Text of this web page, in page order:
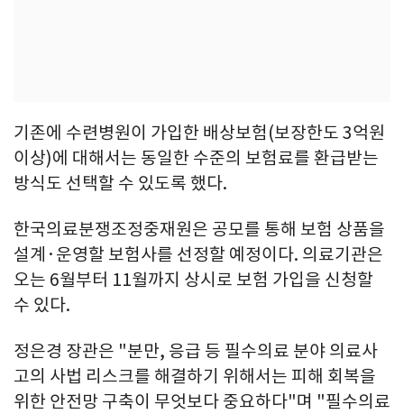
기존에 수련병원이 가입한 배상보험(보장한도 3억원
이상)에 대해서는 동일한 수준의 보험료를 환급받는
방식도 선택할 수 있도록 했다.
한국의료분쟁조정중재원은 공모를 통해 보험 상품을
설계·운영할 보험사를 선정할 예정이다. 의료기관은
오는 6월부터 11월까지 상시로 보험 가입을 신청할
수 있다.
정은경 장관은 "분만, 응급 등 필수의료 분야 의료사
고의 사법 리스크를 해결하기 위해서는 피해 회복을
위한 안전망 구축이 무엇보다 중요하다"며 "필수의료